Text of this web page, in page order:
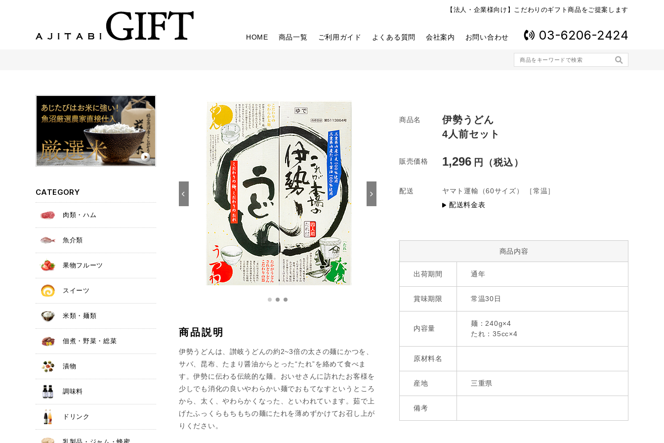
【法人・企業様向け】こだわりのギフト商品をご提案します
HOME 商品一覧 ご利用ガイド よくある質問 会社案内 お問い合わせ 03-6206-2424
CATEGORY
肉類・ハム
魚介類
果物フルーツ
スイーツ
米類・麺類
佃煮・野菜・総菜
漬物
調味料
ドリンク
乳製品・ジャム・蜂蜜
商品説明
伊勢うどんは、讃岐うどんの約2~3倍の太さの麺にかつを、
サバ、昆布、たまり醤油からとった“たれ”を絡めて食べま
す。伊勢に伝わる伝統的な麺。おいせさんに訪れたお客様を
少しでも消化の良いやわらかい麺でおもてなすというところ
から、太く、やわらかくなった、といわれています。茹で上
げたふっくらもちもちの麺にたれを薄めずかけてお召し上が
りください。
商品名
伊勢うどん
4人前セット
販売価格 1,296
配送 ヤマト運輸 （60サイズ）
［常温］
配送料金表
商品内容
出荷期間 通年
賞味期限 常温30日
内容量
麺：240g×4
たれ：35cc×4
原材料名
産地 三重県
備考